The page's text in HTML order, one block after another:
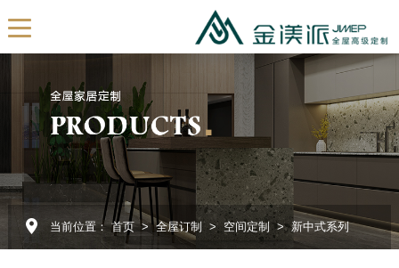
于我们
公司简介
发展历程
我们的团队
当前位置： 首页 > 全屋订制 > 空间定制 > 新中式系列